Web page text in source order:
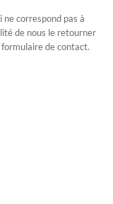
correspond pas à
de nous le retourner
de contact.